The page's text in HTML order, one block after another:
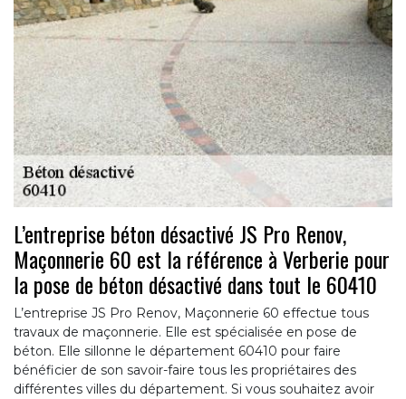
L’entreprise béton désactivé JS Pro Renov,
Maçonnerie 60 est la référence à Verberie pour
la pose de béton désactivé dans tout le 60410
L’entreprise JS Pro Renov, Maçonnerie 60 effectue tous
travaux de maçonnerie. Elle est spécialisée en pose de
béton. Elle sillonne le département 60410 pour faire
bénéficier de son savoir-faire tous les propriétaires des
différentes villes du département. Si vous souhaitez avoir